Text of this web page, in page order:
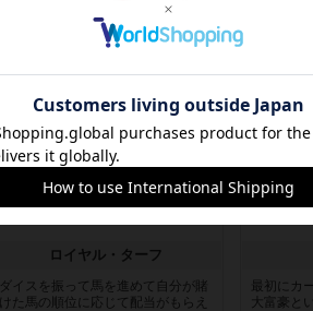
約4年前の投稿
レビュー
ロイヤル・ターフ
ダイスを振って馬を進めて自分が賭
けた馬の順位に応じて配当がもらえ
レビュ
最初にカ
大富豪と